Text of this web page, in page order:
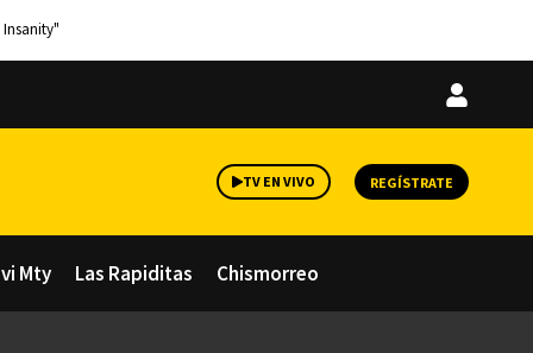
Iniciar
TV EN VIVO REGÍSTRATE
Mty Las Rapiditas Chismorreo